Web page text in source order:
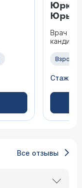
Врач
Стаж 31
Все отзывы